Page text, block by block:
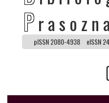
P
pISSN 2080-4938 eISSN